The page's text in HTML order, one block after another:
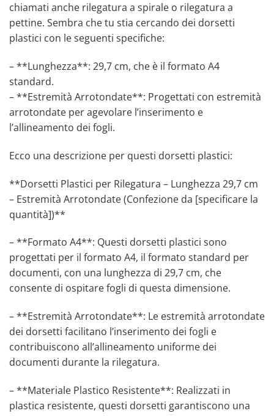
chiamati anche rilegatura a spirale o rilegatura a
pettine. Sembra che tu stia cercando dei dorsetti
plastici con le seguenti specifiche:
– **Lunghezza**: 29,7 cm, che è il formato A4
standard.
– **Estremità Arrotondate**: Progettati con estremità
arrotondate per agevolare l’inserimento e
l’allineamento dei fogli.
Ecco una descrizione per questi dorsetti plastici:
**Dorsetti Plastici per Rilegatura – Lunghezza 29,7 cm
– Estremità Arrotondate (Confezione da [specificare la
quantità])**
– **Formato A4**: Questi dorsetti plastici sono
progettati per il formato A4, il formato standard per
documenti, con una lunghezza di 29,7 cm, che
consente di ospitare fogli di questa dimensione.
– **Estremità Arrotondate**: Le estremità arrotondate
dei dorsetti facilitano l’inserimento dei fogli e
contribuiscono all’allineamento uniforme dei
documenti durante la rilegatura.
– **Materiale Plastico Resistente**: Realizzati in
plastica resistente, questi dorsetti garantiscono una